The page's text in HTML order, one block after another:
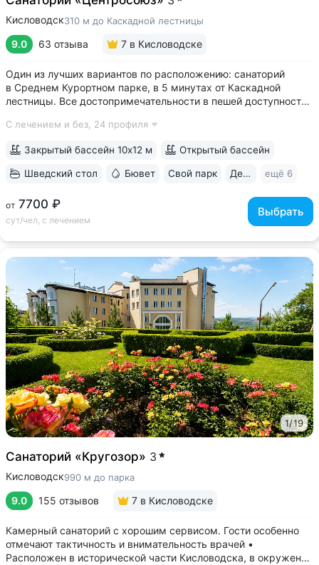
Кисловодск310 м до Каскадной лестницы
9.0 63 отзыва 7 в Кисловодске
Один из лучших вариантов по расположению: санаторий
в Среднем Курортном парке, в 5 минутах от Каскадной
лестницы. Все достопримечательности в пешей доступности
переходит в Курортный парк, к терренкурам № 3 и № 2Б •
С лечением и без, 24 профиля
от 7700 ₽
сут/чел, с лечением
Выбрать
Закрытый бассейн 10х12 м Открытый бассейн
Шведский стол Бювет Свой парк Дети с 2 лет ещё 6
1/19
Санаторий «Кругозор» 3
Кисловодск990 м до парка
9.0 155 отзывов 7 в Кисловодске
Камерный санаторий с хорошим сервисом. Гости особенно
отмечают тактичность и внимательность врачей •
Расположен в исторической части Кисловодска, в окружении